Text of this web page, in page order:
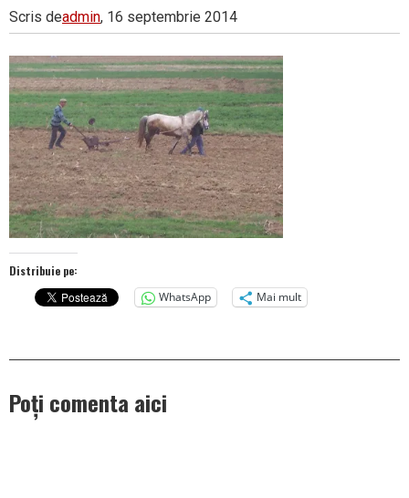
Scris deadmin, 16 septembrie 2014
Distribuie pe:
WhatsApp
Mai mult
Poți comenta aici